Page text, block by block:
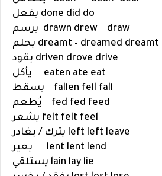
done did do
يفعل
drawn drew draw
يرسم
dreamt – dreamed dreamt
يحلم
driven drove drive
يقود
eaten ate eat
يأكل
fallen fell fall
يسقط
fed fed feed
يُطعم
felt felt feel
يشعر
left left leave
يترك / يغادر
lent lent lend
يعير
lain lay lie
يستلقي